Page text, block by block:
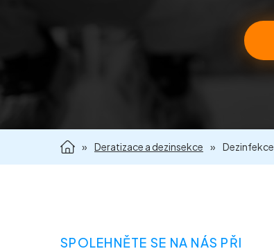
» Deratizace a dezinsekce » Dezinfekce
SPOLEHNĚTE SE NA NÁS PŘI